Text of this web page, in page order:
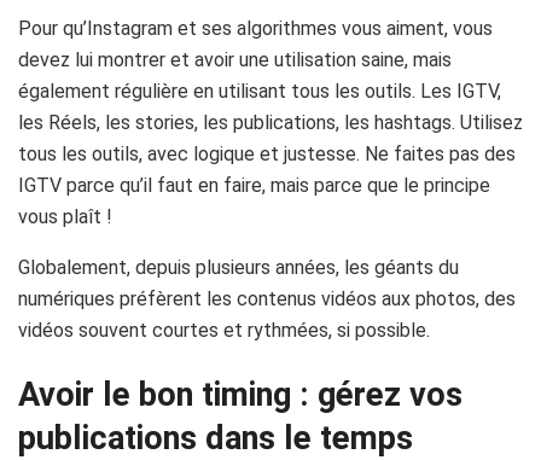
Pour qu’Instagram et ses algorithmes vous aiment, vous
devez lui montrer et avoir une utilisation saine, mais
également régulière en utilisant tous les outils. Les IGTV,
les Réels, les stories, les publications, les hashtags. Utilisez
tous les outils, avec logique et justesse. Ne faites pas des
IGTV parce qu’il faut en faire, mais parce que le principe
vous plaît !
Globalement, depuis plusieurs années, les géants du
numériques préfèrent les contenus vidéos aux photos, des
vidéos souvent courtes et rythmées, si possible.
Avoir le bon timing : gérez vos
publications dans le temps